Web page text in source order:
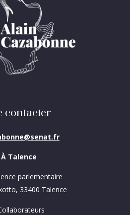
contacter
À Talence
parlementaire
33400 Talence